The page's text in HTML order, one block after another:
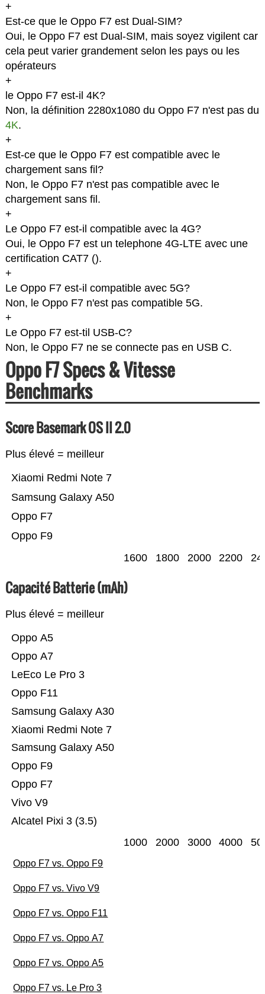
+
Est-ce que le Oppo F7 est Dual-SIM?
Oui, le Oppo F7 est Dual-SIM, mais soyez vigilent car
cela peut varier grandement selon les pays ou les
opérateurs
+
le Oppo F7 est-il 4K?
Non, la définition 2280x1080 du Oppo F7 n'est pas du
4K.
+
Est-ce que le Oppo F7 est compatible avec le
chargement sans fil?
Non, le Oppo F7 n'est pas compatible avec le
chargement sans fil.
+
Le Oppo F7 est-il compatible avec la 4G?
Oui, le Oppo F7 est un telephone 4G-LTE avec une
certification CAT7 ().
+
Le Oppo F7 est-il compatible avec 5G?
Non, le Oppo F7 n'est pas compatible 5G.
+
Le Oppo F7 est-til USB-C?
Non, le Oppo F7 ne se connecte pas en USB C.
Oppo F7 Specs & Vitesse
Benchmarks
Score Basemark OS II 2.0
Plus élevé = meilleur
Oppo F9
Oppo F7
Samsung Galaxy A50
Xiaomi Redmi Note 7
1600 1800 2000 2200
Capacité Batterie (mAh)
Plus élevé = meilleur
Alcatel Pixi 3 (3.5)
Vivo V9
Oppo F7
Oppo F9
Samsung Galaxy A50
Xiaomi Redmi Note 7
Samsung Galaxy A30
Oppo F11
LeEco Le Pro 3
Oppo A7
Oppo A5
1000 2000 3000 4000
Oppo F7 vs. Oppo F9
Oppo F7 vs. Vivo V9
Oppo F7 vs. Oppo F11
Oppo F7 vs. Oppo A7
Oppo F7 vs. Oppo A5
Oppo F7 vs. Le Pro 3